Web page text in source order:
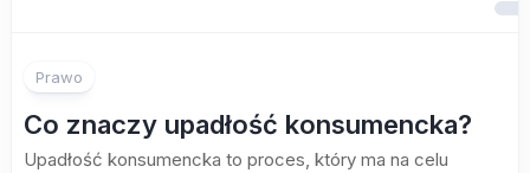
Prawo
Co znaczy upadłość konsumencka?
Upadłość konsumencka to proces, który ma na celu